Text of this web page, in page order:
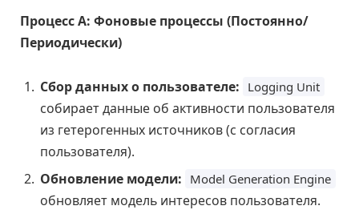
Процесс А: Фоновые процессы (Постоянно/
Периодически)
Сбор данных о пользователе: Logging Unit
собирает данные об активности пользователя
из гетерогенных источников (с согласия
пользователя).
Обновление модели: Model Generation Engine
обновляет модель интересов пользователя.